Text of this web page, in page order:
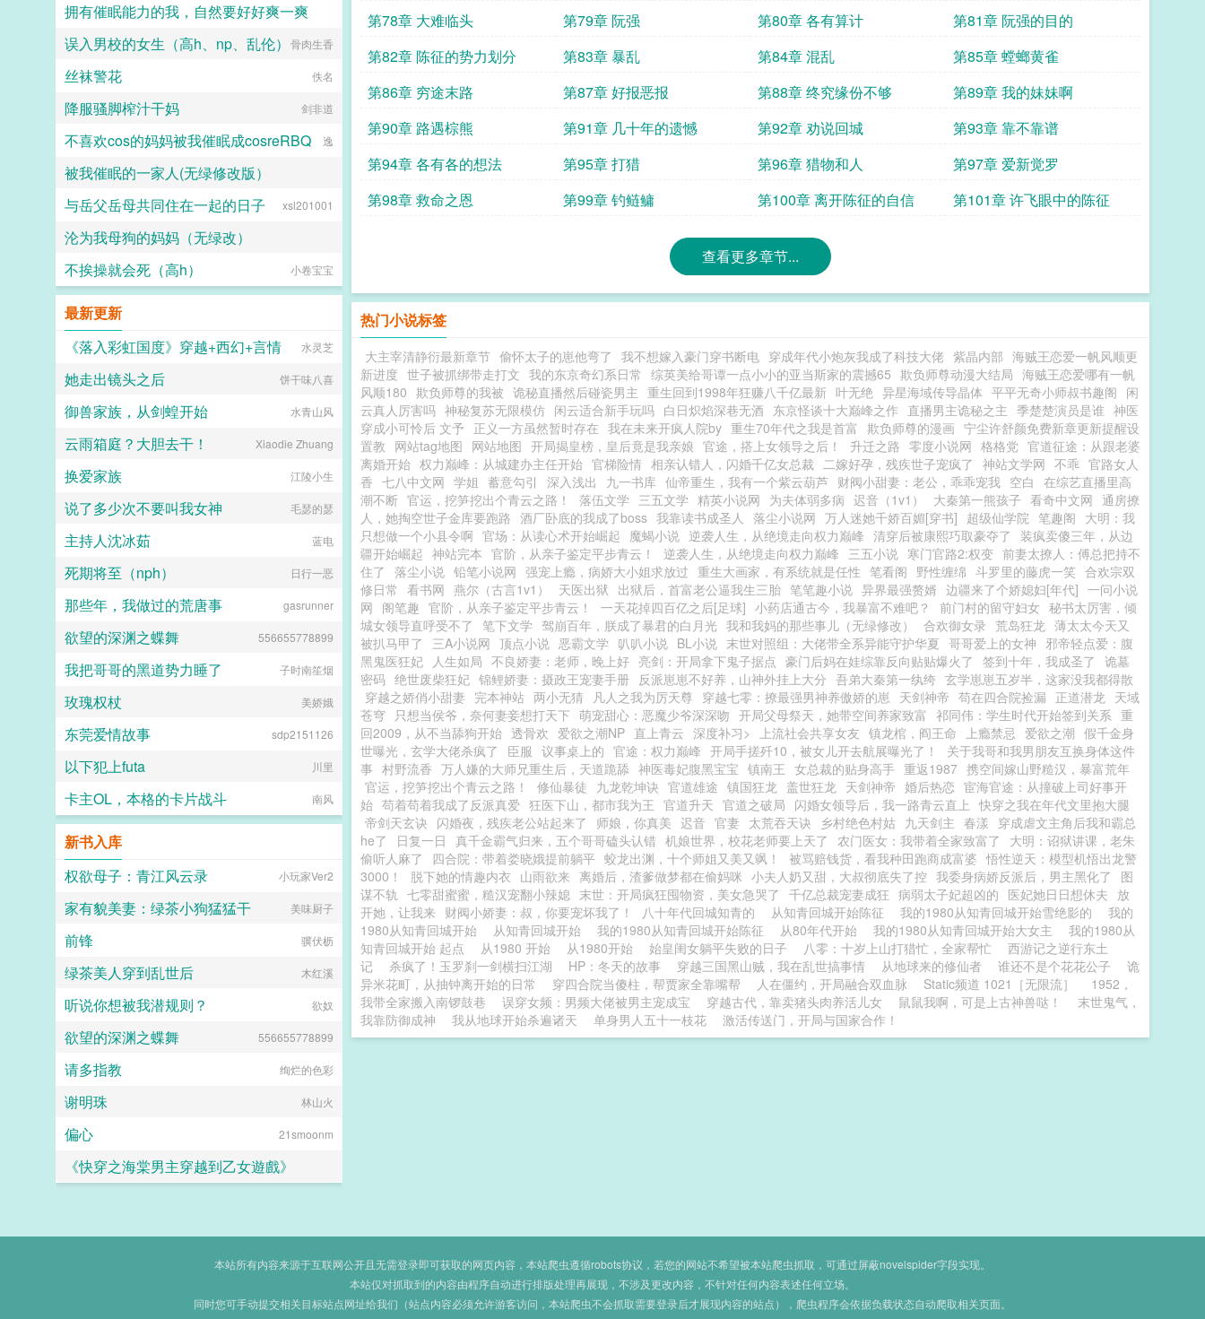
第78章 大难临头
第79章 阮强 第80章 各有算计
第81章 阮强的目的
第82章 陈征的势力划分
第83章 暴乱 第84章 混乱
第85章 螳螂黄雀
第86章 穷途末路
第87章 好报恶报 第88章 终究缘份不够
第89章 我的妹妹啊
第90章 路遇棕熊
第91章 几十年的遗憾 第92章 劝说回城
第93章 靠不靠谱
第94章 各有各的想法
第95章 打猎 第96章 猎物和人
第97章 爱新觉罗
第98章 救命之恩
第99章 钓鲢鳙 第100章 离开陈征的自信 第101章 许飞眼中的陈征
查看更多章节...
热门小说标签
大主宰清静衍最新章节 偷怀太子的崽他弯了 我不想嫁入豪门穿书断电 穿成年代小炮灰我成了科技大佬 紫晶内部 海贼王恋爱一帆风顺更
新进度 世子被抓绑带走打文 我的东京奇幻系日常 综英美给哥谭一点小小的亚当斯家的震撼65 欺负师尊动漫大结局 海贼王恋爱哪有一帆
风顺180 欺负师尊的我被 诡秘直播然后碰瓷男主 重生回到1998年狂赚八千亿最新 叶无绝 异星海域传导晶体 平平无奇小师叔书趣阁 闲
云真人厉害吗 神秘复苏无限模仿 闲云适合新手玩吗 白日炽焰深巷无酒 东京怪谈十大巅峰之作 直播男主诡秘之主 季楚楚演员是谁 神医
穿成小可怜后 文予 正义一方虽然暂时存在 我在未来开疯人院by 重生70年代之我是首富 欺负师尊的漫画 宁尘许舒颜免费新章更新提醒设
置教 网站tag地图 网站地图 开局揭皇榜，皇后竟是我亲娘 官途，搭上女领导之后！ 升迁之路 零度小说网 格格党 官道征途：从跟老婆
离婚开始 权力巅峰：从城建办主任开始 官梯险情 相亲认错人，闪婚千亿女总裁 二嫁好孕，残疾世子宠疯了 神站文学网 不乖 官路女人
香 七八中文网 学姐 蓄意勾引 深入浅出 九一书库 仙帝重生，我有一个紫云葫芦 财阀小甜妻：老公，乖乖宠我 空白 在综艺直播里高
潮不断 官运，挖笋挖出个青云之路！ 落伍文学 三五文学 精英小说网 为夫体弱多病 迟音（1v1） 大秦第一熊孩子 看奇中文网 通房撩
人，她掏空世子金库要跑路 酒厂卧底的我成了boss 我靠读书成圣人 落尘小说网 万人迷她千娇百媚[穿书] 超级仙学院 笔趣阁 大明：我
只想做一个小县令啊 官场：从读心术开始崛起 魔蝎小说 逆袭人生，从绝境走向权力巅峰 清穿后被康熙巧取豪夺了 装疯卖傻三年，从边
疆开始崛起 神站完本 官阶，从亲子鉴定平步青云！ 逆袭人生，从绝境走向权力巅峰 三五小说 寒门官路2:权变 前妻太撩人：傅总把持不
住了 落尘小说 铅笔小说网 强宠上瘾，病娇大小姐求放过 重生大画家，有系统就是任性 笔看阁 野性缠绵 斗罗里的藤虎一笑 合欢宗双
修日常 看书网 燕尔（古言1v1） 天医出狱 出狱后，首富老公逼我生三胎 笔笔趣小说 异界最强赘婿 边疆来了个娇媳妇[年代] 一问小说
网 阁笔趣 官阶，从亲子鉴定平步青云！ 一天花掉四百亿之后[足球] 小药店通古今，我暴富不难吧？ 前门村的留守妇女 秘书太厉害，倾
城女领导直呼受不了 笔下文学 驾崩百年，朕成了暴君的白月光 我和我妈的那些事儿（无绿修改） 合欢御女录 荒岛狂龙 薄太太今天又
被扒马甲了
三A小说网 顶点小说 恶霸文学 叭叭小说 BL小说 末世对照组：大佬带全系异能守护华夏 哥哥爱上的女神 邪帝轻点爱：腹
黑鬼医狂妃 人生如局 不良娇妻：老师，晚上好 亮剑：开局拿下鬼子据点 豪门后妈在娃综靠反向贴贴爆火了 签到十年，我成圣了 诡墓
密码 绝世废柴狂妃 锦鲤娇妻：摄政王宠妻手册 反派崽崽不好养，山神外挂上大分 吾弟大秦第一纨绔 玄学崽崽五岁半，这家没我都得散
穿越之娇俏小甜妻 完本神站 两小无猜 凡人之我为厉天尊 穿越七零：撩最强男神养傲娇的崽 天剑神帝 苟在四合院捡漏 正道潜龙 天域
苍穹
只想当侯爷，奈何妻妾想打天下 萌宠甜心：恶魔少爷深深吻 开局父母祭天，她带空间养家致富 祁同伟：学生时代开始签到关系 重
回2009，从不当舔狗开始 透骨欢 爱欲之潮NP 直上青云 深度补习> 上流社会共享女友 镇龙棺，阎王命 上瘾禁忌 爱欲之潮 假千金身
世曝光，玄学大佬杀疯了
臣服 议事桌上的 官途：权力巅峰 开局手搓歼10，被女儿开去航展曝光了！
关于我哥和我男朋友互换身体这件
事 村野流香 万人嫌的大师兄重生后，天道跪舔 神医毒妃腹黑宝宝 镇南王 女总裁的贴身高手 重返1987 携空间嫁山野糙汉，暴富荒年
官运，挖笋挖出个青云之路！
修仙暴徒 九龙乾坤诀 官道雄途 镇国狂龙 盖世狂龙 天剑神帝 婚后热恋 宦海官途：从撞破上司好事开
始 苟着苟着我成了反派真爱 狂医下山，都市我为王 官道升天 官道之破局 闪婚女领导后，我一路青云直上 快穿之我在年代文里抱大腿
帝剑天玄诀 闪婚夜，残疾老公站起来了 师娘，你真美 迟音 官妻 太荒吞天诀 乡村绝色村姑 九天剑主 春漾 穿成虐文主角后我和霸总
he了
日复一日 真千金霸气归来，五个哥哥磕头认错 机娘世界，校花老师要上天了 农门医女：我带着全家致富了
大明：诏狱讲课，老朱
偷听人麻了
四合院：带着娄晓娥提前躺平 蛟龙出渊，十个师姐又美又飒！ 被骂赔钱货，看我种田跑商成富婆 悟性逆天：模型机悟出龙警
3000！
脱下她的情趣内衣 山雨欲来 离婚后，渣爹做梦都在偷妈咪 小夫人奶又甜，大叔彻底失了控 我委身病娇反派后，男主黑化了
图
谋不轨 七零甜蜜蜜，糙汉宠翻小辣媳 末世：开局疯狂囤物资，美女急哭了 千亿总裁宠妻成狂 病弱太子妃超凶的 医妃她日日想休夫 放
开她，让我来 财阀小娇妻：叔，你要宠坏我了！ 八十年代回城知青的 从知青回城开始陈征 我的1980从知青回城开始雪绝影的
我的
1980从知青回城开始
从知青回城开始 我的1980从知青回城开始陈征 从80年代开始 我的1980从知青回城开始大女主
我的1980从
知青回城开始 起点
从1980 开始 从1980开始 始皇闺女躺平失败的日子 八零：十岁上山打猎忙，全家帮忙
西游记之逆行东土
记
杀疯了！玉罗刹一剑横扫江湖 HP：冬天的故事 穿越三国黑山贼，我在乱世搞事情 从地球来的修仙者 谁还不是个花花公子
诡
异米花町，从抽钟离开始的日常
穿四合院当傻柱，帮贾家全靠嘴帮 人在僵约，开局融合双血脉 Static频道 1021［无限流］
1952，
我带全家搬入南锣鼓巷
误穿女频：男频大佬被男主宠成宝 穿越古代，靠卖猪头肉养活儿女 鼠鼠我啊，可是上古神兽哒！
末世鬼气，
我靠防御成神
我从地球开始杀遍诸天 单身男人五十一枝花 激活传送门，开局与国家合作！
拥有催眠能力的我，自然要好好爽一爽
无所事事之人
误入男校的女生（高h、np、乱伦） 骨肉生香
丝袜警花 佚名
降服骚脚榨汁干妈 剑非道
不喜欢cos的妈妈被我催眠成cosreRBQ 逸
被我催眠的一家人(无绿修改版）
快乐的老色批
与岳父岳母共同住在一起的日子 xsl201001
沦为我母狗的妈妈（无绿改）
我他妈的纯爱战神吔
不挨操就会死（高h） 小卷宝宝
最新更新
《落入彩虹国度》穿越+西幻+言情
水灵芝
她走出镜头之后 饼干味八喜
御兽家族，从剑蝗开始 水青山风
云雨箱庭？大胆去干！ Xiaodie Zhuang
换爱家族 江陵小生
说了多少次不要叫我女神 毛瑟的瑟
主持人沈冰茹 蓝电
死期将至（nph） 日行一恶
那些年，我做过的荒唐事 gasrunner
欲望的深渊之蝶舞 556655778899
我把哥哥的黑道势力睡了 子时南笙烟
玫瑰权杖 美娇娥
东莞爱情故事 sdp2151126
以下犯上futa 川里
卡主OL，本格的卡片战斗 南风
新书入库
权欲母子：青江风云录
小玩家Ver2
家有貌美妻：绿茶小狗猛猛干 美味厨子
前锋 骥伏枥
绿茶美人穿到乱世后 木红溪
听说你想被我潜规则？ 欲奴
欲望的深渊之蝶舞 556655778899
请多指教 绚烂的色彩
谢明珠 林山火
偏心 21smoonm
《快穿之海棠男主穿越到乙女遊戲》
本站所有内容来源于互联网公开且无需登录即可获取的网页内容，本站爬虫遵循robots协议，若您的网站不希望被本站爬虫抓取，可通过屏蔽novelspider字段实现。
本站仅对抓取到的内容由程序自动进行排版处理再展现，不涉及更改内容，不针对任何内容表述任何立场。
同时您可手动提交相关目标站点网址给我们（站点内容必须允许游客访问，本站爬虫不会抓取需要登录后才展现内容的站点），爬虫程序会依据负载状态自动爬取相关页面。